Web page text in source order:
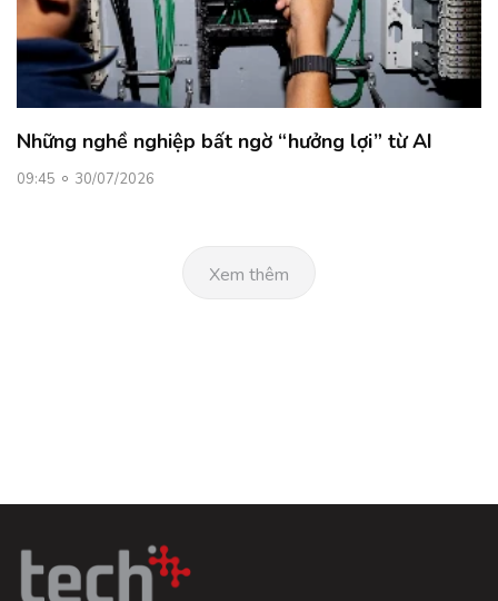
Những nghề nghiệp bất ngờ “hưởng lợi” từ AI
09:45 30/07/2026
Xem thêm